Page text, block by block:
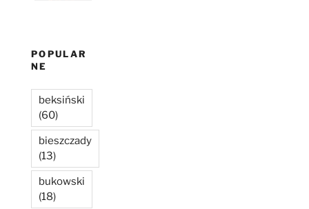
POPULAR
NE
beksiński
(60)
bieszczady
(13)
bukowski
(18)